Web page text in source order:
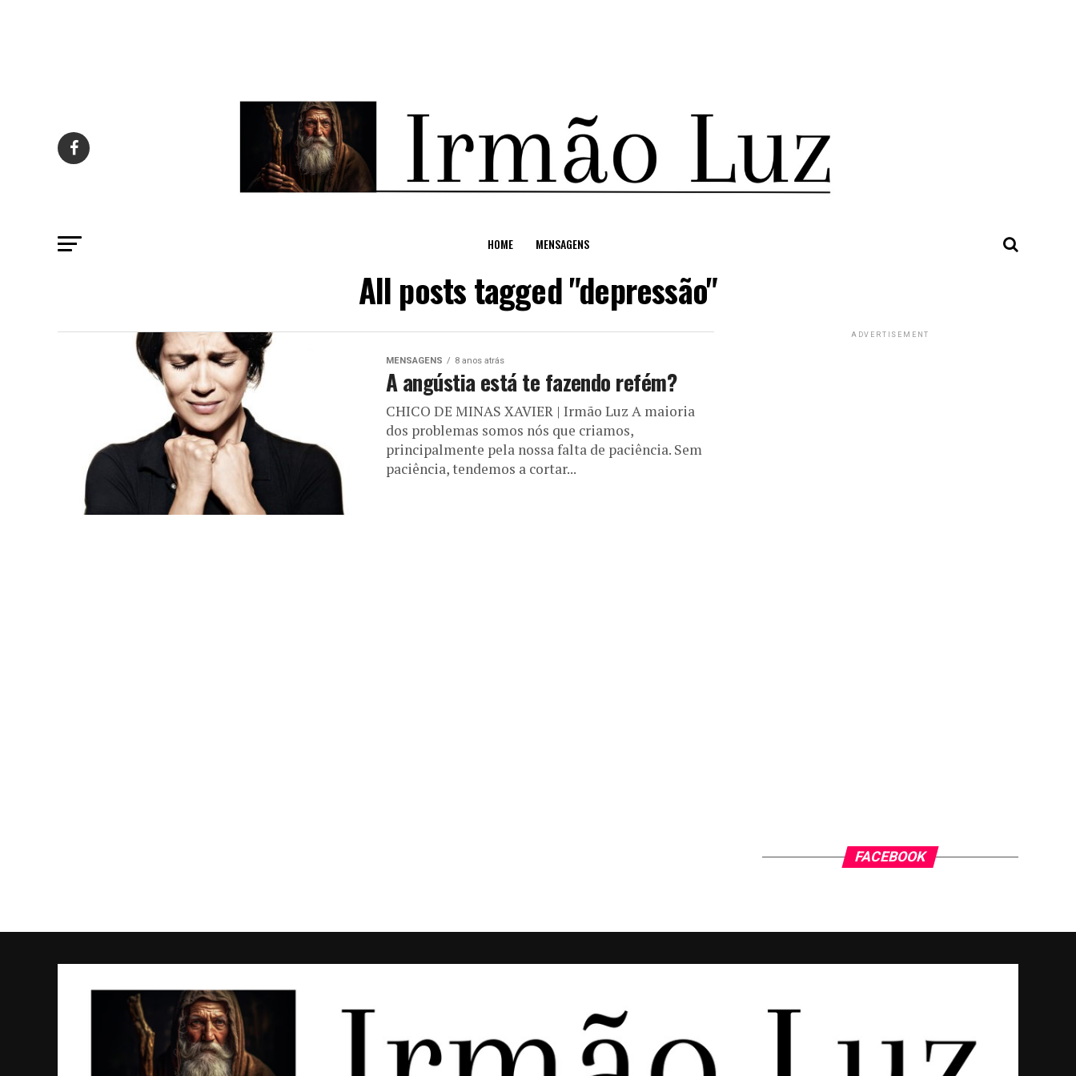
HOME MENSAGENS
All posts tagged "depressão"
MENSAGENS 8 anos atrás
A angústia está te fazendo refém?
CHICO DE MINAS XAVIER | Irmão Luz A maioria
dos problemas somos nós que criamos,
principalmente pela nossa falta de paciência. Sem
paciência, tendemos a cortar...
ADVERTISEMENT
FACEBOOK